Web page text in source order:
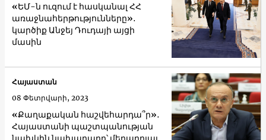
«ԵՄ-ն ուզում է հասկանալ ՀՀ
առաջնահերթությունները»․
կարծիք Անջեյ Դուդայի այցի
մասին
«Քաղաքական հաշվեհարդա՞ր»․
Հայաստանի պաշտպանության
Հայաստան
08 Փետրվարի, 2023